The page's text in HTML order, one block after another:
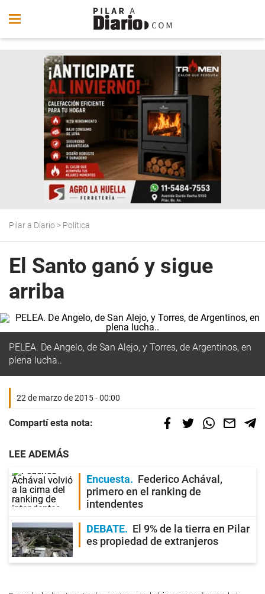
Pilar a Diario > Política
El Santo ganó y sigue
arriba
PELEA. De Angelo, de San Alejo, y Torres, de Argentinos, en
plena lucha..
22 de marzo de 2015 - 00:00
Compartí esta nota:
LEE ADEMÁS
Encuesta
Federico Achával,
primero en el ranking de
intendentes
DEBATE
El 9% de la tierra en Pilar
es propiedad de extranjeros